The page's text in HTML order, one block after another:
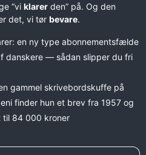
“vi klarer den” på. Og den
det, vi tør bevare.
en ny type abonnementsfælde
danskere — sådan slipper du fri
gammel skrivebordskuffe på
finder hun et brev fra 1957 og
til 84 000 kroner